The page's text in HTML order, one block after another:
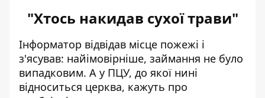
"Хтось накидав сухої трави"
Інформатор відвідав місце пожежі і
з'ясував: найімовірніше, займання не було
випадковим. А у ПЦУ, до якої нині
відноситься церква, кажуть про